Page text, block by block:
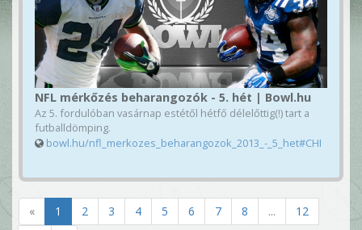
NFL mérkőzés beharangozók - 5. hét | Bowl.hu
Az 5. fordulóban vasárnap estétől hétfő délelőttig(!) tart a
futballdömping.
bowl.hu/nfl_merkozes_beharangozok_2013_-_5_het#CHI
« 1 2 3 4 5 6 7 8 ...
12